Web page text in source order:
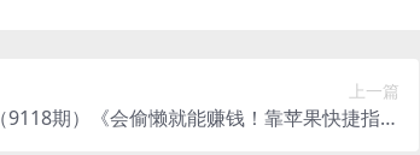
上一篇
（9118期）《会偷懒就能赚钱！靠苹果快捷指令